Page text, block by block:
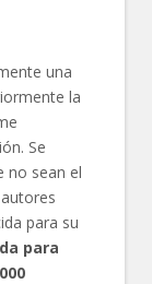
una
la
Se
no sean el
para su
para